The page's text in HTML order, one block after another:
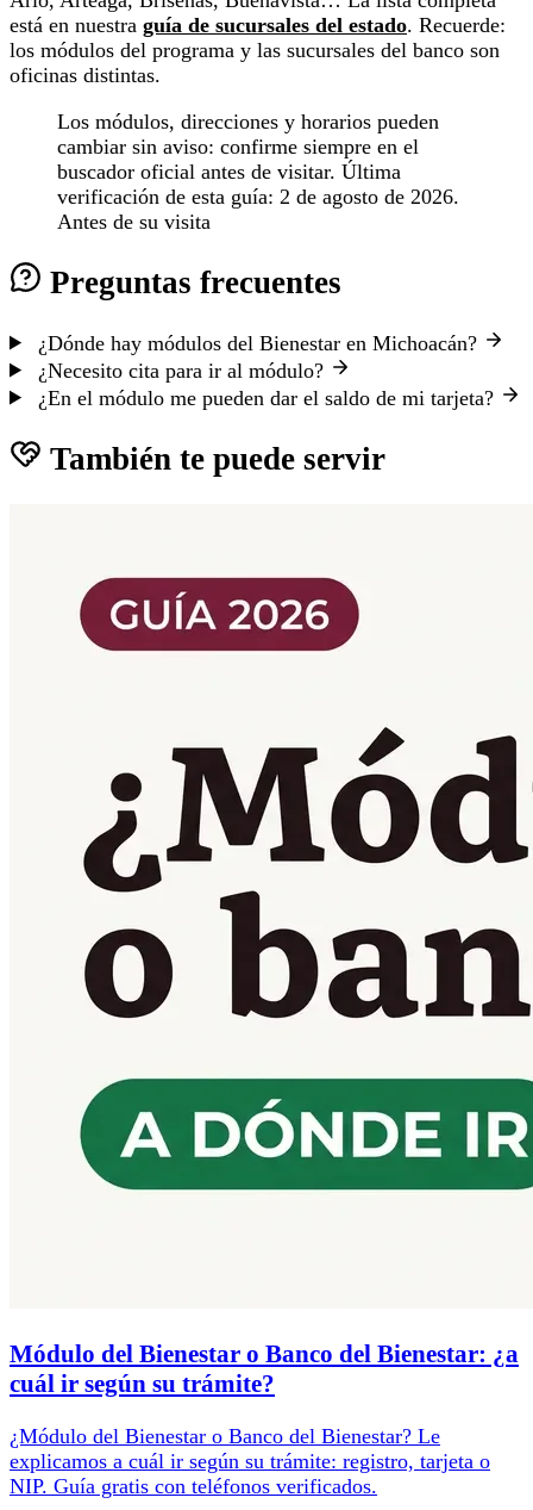
está en nuestra guía de sucursales del estado. Recuerde:
los módulos del programa y las sucursales del banco son
oficinas distintas.
Los módulos, direcciones y horarios pueden
cambiar sin aviso: confirme siempre en el
buscador oficial antes de visitar. Última
verificación de esta guía: 2 de agosto de 2026.
Antes de su visita
Preguntas frecuentes
¿Dónde hay módulos del Bienestar en Michoacán?
¿Necesito cita para ir al módulo?
¿En el módulo me pueden dar el saldo de mi tarjeta?
También te puede servir
Módulo del Bienestar o Banco del Bienestar: ¿a
cuál ir según su trámite?
¿Módulo del Bienestar o Banco del Bienestar? Le
explicamos a cuál ir según su trámite: registro, tarjeta o
NIP. Guía gratis con teléfonos verificados.